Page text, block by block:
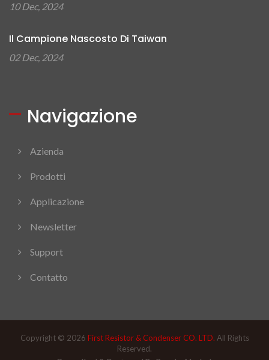
10 Dec, 2024
Il Campione Nascosto Di Taiwan
02 Dec, 2024
Navigazione
Azienda
Prodotti
Applicazione
Newsletter
Support
Contatto
Copyright © 2026 First Resistor & Condenser CO. LTD. All Rights
Reserved.